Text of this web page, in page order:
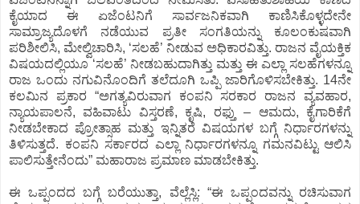
ಕೈಯಾದ ಈ ಏಜೆಂಟನಿಗೆ ಸಾರ್ವಜನಿಕವಾಗಿ ಕಾಣಿಸಿಕೊಳ್ಳದೇನೇ
ಸಾಮ್ರಾಜ್ಯದೊಳಗೆ ನಡೆಯುವ ಪ್ರತೀ ಸಂಗತಿಯನ್ನು ಕೂಲಂಕುಷವಾಗಿ
ಪರಿಶೀಲಿಸಿ, ಮೇಲ್ವಿಚಾರಿಸಿ, ‘ಸಲಹೆ’ ನೀಡುವ ಅಧಿಕಾರವಿತ್ತು. ರಾಜನ ವೈಯಕ್ತಿಕ
ವಿಷಯದಲ್ಲಿಯೂ ‘ಸಲಹೆ’ ನೀಡಬಹುದಾಗಿತ್ತು ಮತ್ತು ಈ ಎಲ್ಲಾ ಸಲಹೆಗಳನ್ನೂ
ರಾಜ ಒಂದು ನಗುವಿನೊಂದಿಗೆ ತಲೆದೂಗಿ ಒಪ್ಪಿ ಜಾರಿಗೊಳಿಸಬೇಕಿತ್ತು. 14ನೇ
ಕಲಮಿನ ಪ್ರಕಾರ “ಅಗತ್ಯವಿರುವಾಗ ಕಂಪನಿ ಸರಕಾರ ರಾಜನ ವ್ಯವಹಾರ,
ನ್ಯಾಯಪಾಲನೆ, ವಹಿವಾಟು ವಿಸ್ತರಣೆ, ಕೃಷಿ, ರಫ್ತು – ಆಮದು, ಕೈಗಾರಿಕೆಗೆ
ನೀಡಬೇಕಾದ ಪ್ರೋತ್ಸಾಹ ಮತ್ತು ಇನ್ನಿತರೆ ವಿಷಯಗಳ ಬಗ್ಗೆ ನಿರ್ಧಾರಗಳನ್ನು
ತಿಳಿಸುತ್ತದೆ. ಕಂಪನಿ ಸರ್ಕಾರದ ಎಲ್ಲಾ ನಿರ್ಧಾರಗಳನ್ನೂ ಗಮನವಿಟ್ಟು ಆಲಿಸಿ
ಪಾಲಿಸುತ್ತೇನೆಂದು” ಮಹಾರಾಜ ಪ್ರಮಾಣ ಮಾಡಬೇಕಿತ್ತು.
ಈ ಒಪ್ಪಂದದ ಬಗ್ಗೆ ಬರೆಯುತ್ತಾ, ವೆಲ್ಲೆಸ್ಲಿ: “ಈ ಒಪ್ಪಂದವನ್ನು ರಚಿಸುವಾಗ